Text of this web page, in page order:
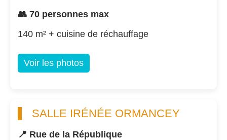
👥 70 personnes max
140 m² + cuisine de réchauffage
Voir les photos
SALLE IRÉNÉE ORMANCEY
📍 Rue de la République